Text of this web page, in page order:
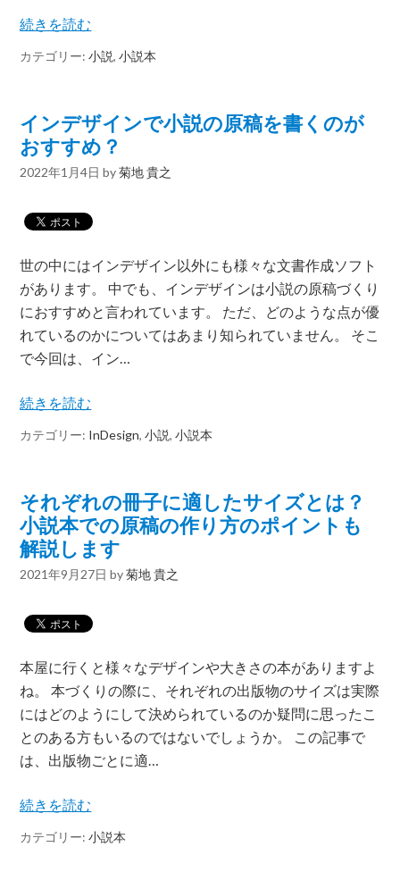
続きを読む
カテゴリー:小説,小説本
インデザインで小説の原稿を書くのが
おすすめ？
2022年1月4日 by菊地 貴之
世の中にはインデザイン以外にも様々な文書作成ソフト
があります。 中でも、インデザインは小説の原稿づくり
におすすめと言われています。 ただ、どのような点が優
れているのかについてはあまり知られていません。 そこ
で今回は、イン…
続きを読む
カテゴリー: InDesign,小説,小説本
それぞれの冊子に適したサイズとは？
小説本での原稿の作り方のポイントも
解説します
2021年9月27日 by菊地 貴之
本屋に行くと様々なデザインや大きさの本がありますよ
ね。 本づくりの際に、それぞれの出版物のサイズは実際
にはどのようにして決められているのか疑問に思ったこ
とのある方もいるのではないでしょうか。 この記事で
は、出版物ごとに適…
続きを読む
カテゴリー:小説本